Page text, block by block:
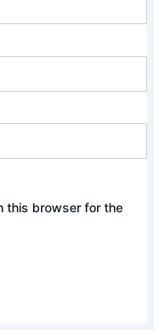
this browser for the